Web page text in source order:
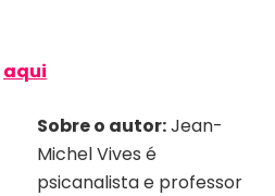
aqui
Sobre o autor:Jean-
Michel Vives é
psicanalista e professor